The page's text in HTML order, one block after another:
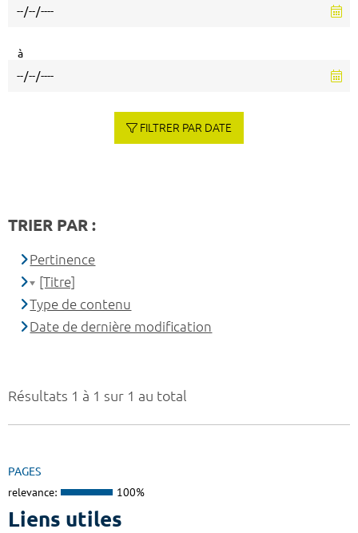
Résultats 1 à 1 sur 1 au total
PAGES
relevance: 100%
Liens utiles
à
FILTRER PAR DATE
TRIER PAR :
Pertinence
[Titre]
Type de contenu
Date de dernière modification